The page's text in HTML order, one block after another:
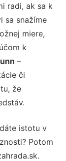
radi, ak sa k
sa snažíme
miere,
k
–
či
že
istotu v
Potom